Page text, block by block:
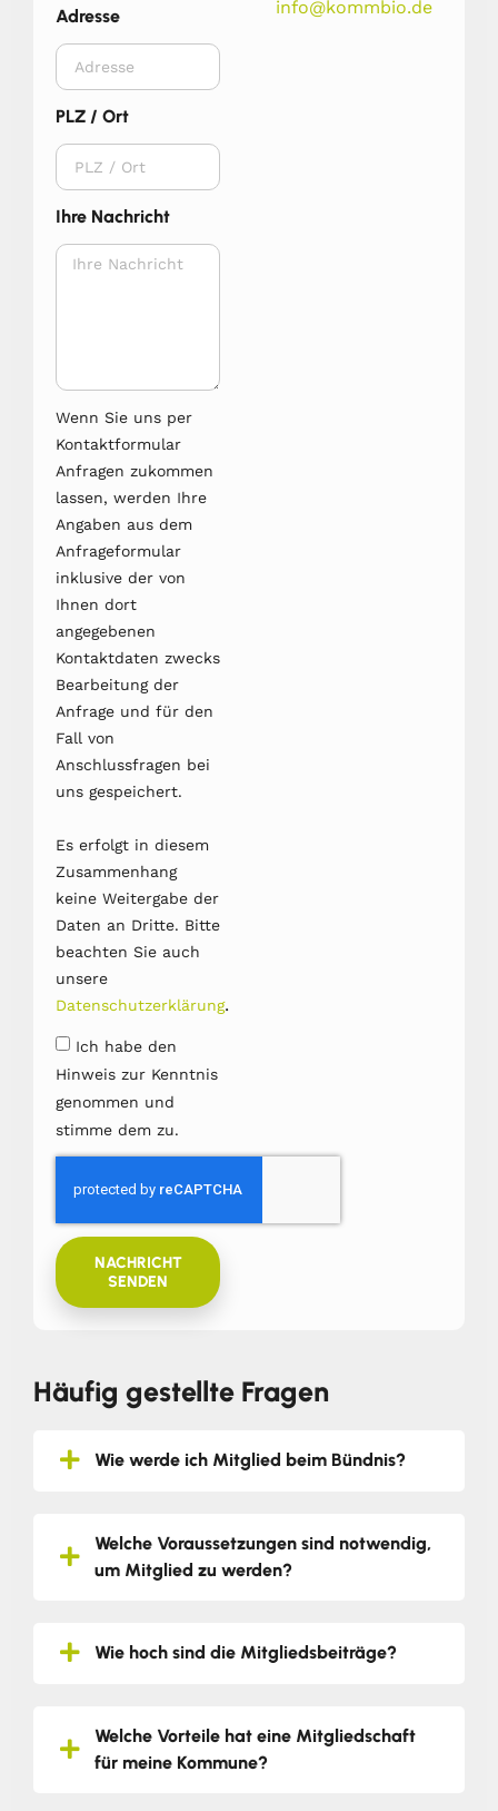
Adresse
PLZ / Ort
Ihre Nachricht
Wenn Sie uns per
Kontaktformular
Anfragen zukommen
lassen, werden Ihre
Angaben aus dem
Anfrageformular
inklusive der von
Ihnen dort
angegebenen
Kontaktdaten zwecks
Bearbeitung der
Anfrage und für den
Fall von
Anschlussfragen bei
uns gespeichert.
Es erfolgt in diesem
Zusammenhang
keine Weitergabe der
Daten an Dritte. Bitte
beachten Sie auch
unsere
Datenschutzerklärung.
Ich habe den
Hinweis zur Kenntnis
genommen und
stimme dem zu.
NACHRICHT
SENDEN
info@kommbio.de
Häufig gestellte Fragen
Wie werde ich Mitglied beim Bündnis?
Welche Voraussetzungen sind notwendig,
um Mitglied zu werden?
Wie hoch sind die Mitgliedsbeiträge?
Welche Vorteile hat eine Mitgliedschaft
für meine Kommune?